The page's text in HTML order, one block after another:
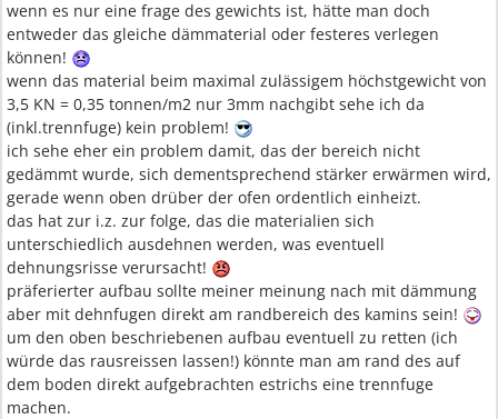
wenn es nur eine frage des gewichts ist, hätte man doch
entweder das gleiche dämmaterial oder festeres verlegen
können!
wenn das material beim maximal zulässigem höchstgewicht von
3,5 KN = 0,35 tonnen/m2 nur 3mm nachgibt sehe ich da
(inkl.trennfuge) kein problem!
ich sehe eher ein problem damit, das der bereich nicht
gedämmt wurde, sich dementsprechend stärker erwärmen wird,
gerade wenn oben drüber der ofen ordentlich einheizt.
das hat zur i.z. zur folge, das die materialien sich
unterschiedlich ausdehnen werden, was eventuell
dehnungsrisse verursacht!
präferierter aufbau sollte meiner meinung nach mit dämmung
aber mit dehnfugen direkt am randbereich des kamins sein!
um den oben beschriebenen aufbau eventuell zu retten (ich
würde das rausreissen lassen!) könnte man am rand des auf
dem boden direkt aufgebrachten estrichs eine trennfuge
machen.